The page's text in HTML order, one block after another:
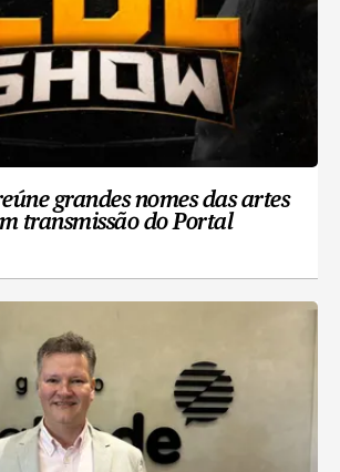
grandes nomes das artes
transmissão do Portal